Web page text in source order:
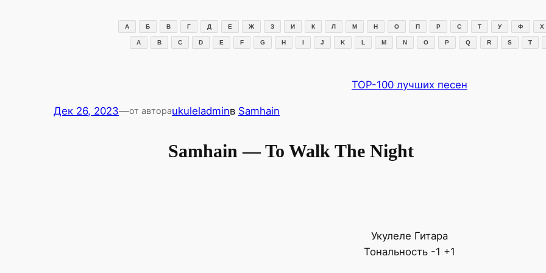
А Б В Г Д Е Ж З И К Л М Н О П Р С Т У Ф Х
A B C D E F G H I J K L M N O P Q R S T
TOP-100 лучших песен
Дек 26, 2023—от автораukuleladminв Samhain
Samhain — To Walk The Night
Укулеле Гитара
Тональность -1 +1